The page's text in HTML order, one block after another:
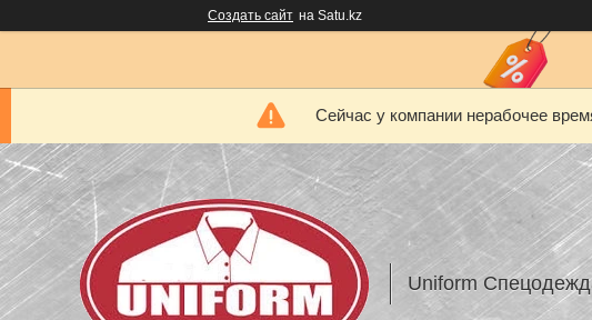
Создать сайт на Satu.kz
Сейчас у компании нерабочее
Uniform